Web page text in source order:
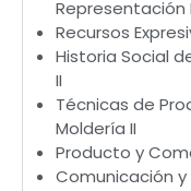
Representación
Recursos
Historia Social
II
Técnicas de
Moldería II
Producto y
Comunicación